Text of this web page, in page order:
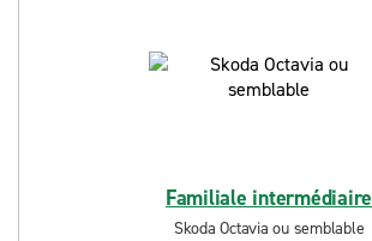
Familiale intermédiaire
Skoda Octavia ou semblable